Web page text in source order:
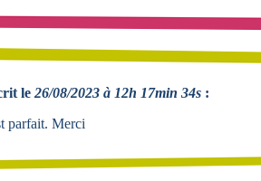
le 26/08/2023 à 12h 17min 34s :
parfait. Merci